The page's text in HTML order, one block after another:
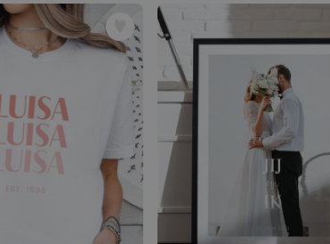
Gepersonaliseerde boxershort
met gezicht en tekst
Meer dan
gekocht
29,99 €
Personaliseerbaar
Gepersonaliseerde boxershort
met rits ontwerp
Meer dan
keer
gekocht
29,99 €
Polaroid-look
Gepersonaliseerde
Geurhanger set van 2